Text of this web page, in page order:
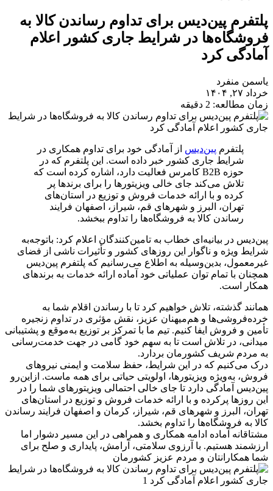
پلتفرم پین‌دیس برای تداوم رساندن کالا به
فروشگاه‌ها در شرایط جاری کشور اعلام
آمادگی کرد
یاسمن منفرد
خرداد ۲۷, ۱۴۰۴
زمان مطالعه: 2 دقیقه
پلتفرم پین‌دیس از آمادگی خود برای تداوم همکاری در
شرایط جاری کشور خبر داده است. این پلتفرم که در
حوزه B2B کامرس فعالیت دارد، اشاره کرده است که
تلاش می‌کند جای خالی ویزیتورها را برای برندها پر
کرده و با ارائه خدمات فروش و توزیع در استان‌های
تهران، البرز و شهرهای قم، شیراز، اصفهان فرایند
رساندن کالا به فروشگاه‌ها را تداوم ببخشد.
پین‌دیس در بیانیه‌ای خطاب به تامین‌کنندگان اعلام کرد: باتوجه‌به
شرایط ویژه و ناگوار این روزهای کشور و تأثیرات ناشی از فضای
غیرمعمول، بدین‌وسیله به اطلاع می‌رسانیم که پلتفرم پین‌دیس
همچنان با تمام توان عملیاتی خود آماده ارائه خدمات به برندهای
همکار است.
همانند گذشته، تلاش خواهیم کرد تا با رساندن اقلام شما به
خرده‌فروشی‌ها و هم‌میهنان عزیز، نقش مؤثری در تداوم زنجیره
تأمین و فروش ایفا کنیم. تیم ما با تمرکز بر توزیع به‌موقع و پشتیبانی
میدانی، در تلاش است تا به سهم خود گامی در جهت خدمت‌رسانی
به مردم شریف کشورمان بردارد.
درک می‌کنیم که در این شرایط، حفظ سلامت و ایمنی نیروهای
فروش، به‌ویژه ویزیتورها، اولویتی حیاتی برای همه ماست. ازاین‌رو
پین‌دیس آمادگی دارد تا جای خالی احتمالی ویزیتورهای شما را در
این روزها پرکرده و با ارائه خدمات فروش و توزیع در استان‌های
تهران، البرز و شهرهای قم، شیراز، کرمان و اصفهان فرایند رساندن
کالا به فروشگاه‌ها را تداوم بخشد.
مشتاقانه آماده ادامه همکاری و همراهی در این مسیر دشوار اما
ارزشمند هستیم. با آرزوی سلامتی، آرامش، پایداری و صلح برای
شما همکارانتان و مردم عزیز کشورمان